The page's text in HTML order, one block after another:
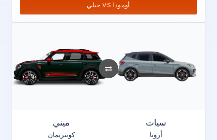
جيلي VS أومودا
ميني
كونتريمان
سيات
أرونا